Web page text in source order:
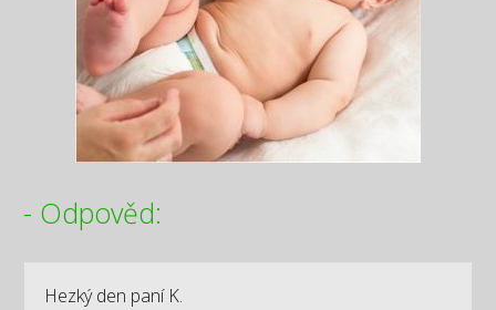
- Odpověd:
Hezký den paní K.